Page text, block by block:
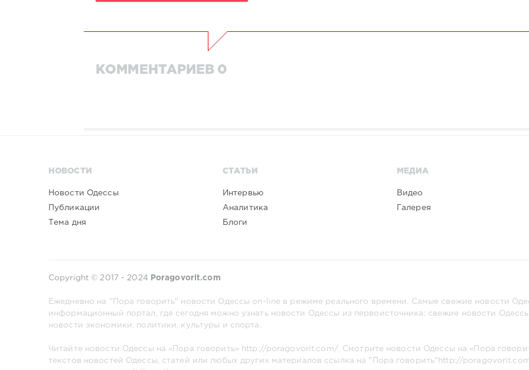
КОММЕНТАРИЕВ 0
НОВОСТИ
Новости Одессы
Публикации
Тема дня
СТАТЬИ
Интервью
Аналитика
Блоги
МЕДИА
Видео
Галерея
Copyright © 2017 - 2024 Poragovorit.com
Ежедневно на "Пора говорить" новости Одессы on-line в режиме реального времени. Самые свежие новости
информационный портал, где сегодня можно узнать новости Одессы из первоисточника: свежие новости
новости экономики, политики, культуры и спорта.
Читайте новости Одессы на «Пора говорить» http://poragovorit.com/ . Смотрите новости Одессы на «Пора
текстов новостей Одессы, статей или любых других материалов ссылка на "Пора говорить" http://